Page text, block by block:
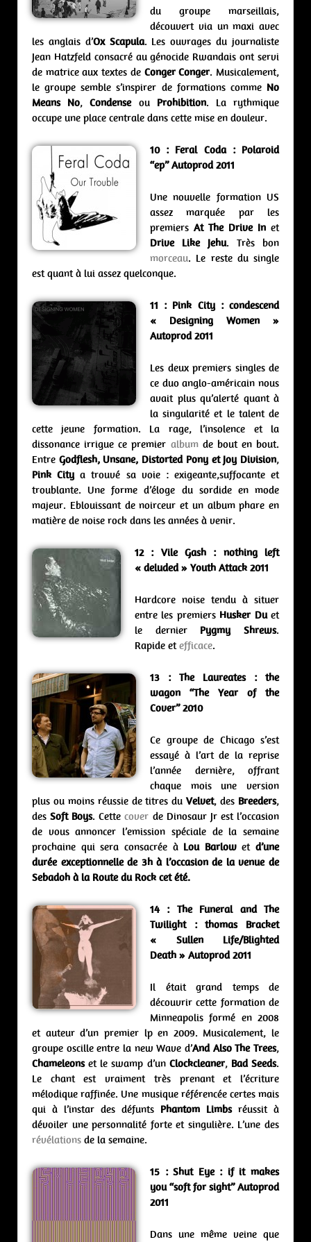
du groupe marseillais,
découvert via un maxi avec
les anglais d’Ox Scapula. Les ouvrages du journaliste
Jean Hatzfeld consacré au génocide Rwandais ont servi
de matrice aux textes de Conger Conger. Musicalement,
le groupe semble s’inspirer de formations comme No
Means No,Condenseou Prohibition. La rythmique
occupe une place centrale dans cette mise en douleur.
10 : Feral Coda : Polaroid
“ep” Autoprod 2011
Une nouvelle formation US
assez marquée par les
premiers At The Drive In et
Drive Like Jehu. Très bon
morceau. Le reste du single
est quant à lui assez quelconque.
11 : Pink City : condescend
« Designing Women »
Autoprod 2011
Les deux premiers singles de
ce duo anglo-américain nous
avait plus qu’alerté quant à
la singularité et le talent de
cette jeune formation. La rage, l’insolence et la
dissonance irrigue ce premier albumde bout en bout.
Entre Godflesh, Unsane, Distorted Pony et Joy Division,
Pink Citya trouvé sa voie : exigeante,suffocante et
troublante. Une forme d’éloge du sordide en mode
majeur. Eblouissant de noirceur et un album phare en
matière de noise rock dans les années à venir.
12 : Vile Gash : nothing left
« deluded » Youth Attack 2011
Hardcore noise tendu à situer
entre les premiers Husker Duet
le dernier Pygmy Shrews.
Rapide etefficace.
13 : The Laureates : the
wagon “The Year of the
Cover”2010
Ce groupe de Chicago s’est
essayé à l’art de la reprise
l’année dernière, offrant
chaque mois une version
plus ou moins réussie de titres duVelvet, des Breeders,
desSoft Boys. Cettecover de Dinosaur Jr est l’occasion
de vous annoncer l’emission spéciale de la semaine
prochaine qui sera consacrée à Lou Barlowet d’une
durée exceptionnelle de 3h à l’occasion de la venue de
Sebadoh à la Route du Rock cet été.
14 : The Funeral and The
Twilight : thomas Bracket
« Sullen Life/Blighted
Death » Autoprod 2011
Il était grand temps de
découvrir cette formation de
Minneapolis formé en 2008
et auteur d’un premier lp en 2009. Musicalement, le
groupe oscille entre la new Wave d’And Also The Trees,
Chameleonset le swamp d’un Clockcleaner, Bad Seeds.
Le chant est vraiment très prenant et l’écriture
mélodique raffinée. Une musique référencée certes mais
qui à l’instar des défunts Phantom Limbsréussit à
dévoiler une personnalité forte et singulière. L’une des
révélations de la semaine.
15 : Shut Eye : if it makes
you “soft for sight” Autoprod
2011
Dans une même veine que